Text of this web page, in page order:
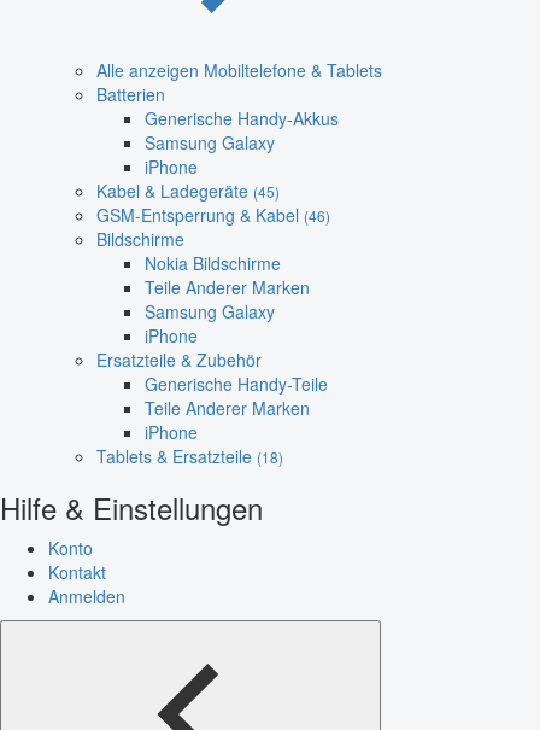
Alle anzeigen Mobiltelefone & Tablets
Batterien
Generische Handy-Akkus
Samsung Galaxy
iPhone
Kabel & Ladegeräte (45)
GSM-Entsperrung & Kabel (46)
Bildschirme
Nokia Bildschirme
Teile Anderer Marken
Samsung Galaxy
iPhone
Ersatzteile & Zubehör
Generische Handy-Teile
Teile Anderer Marken
iPhone
Tablets & Ersatzteile (18)
Hilfe & Einstellungen
Konto
Kontakt
Anmelden